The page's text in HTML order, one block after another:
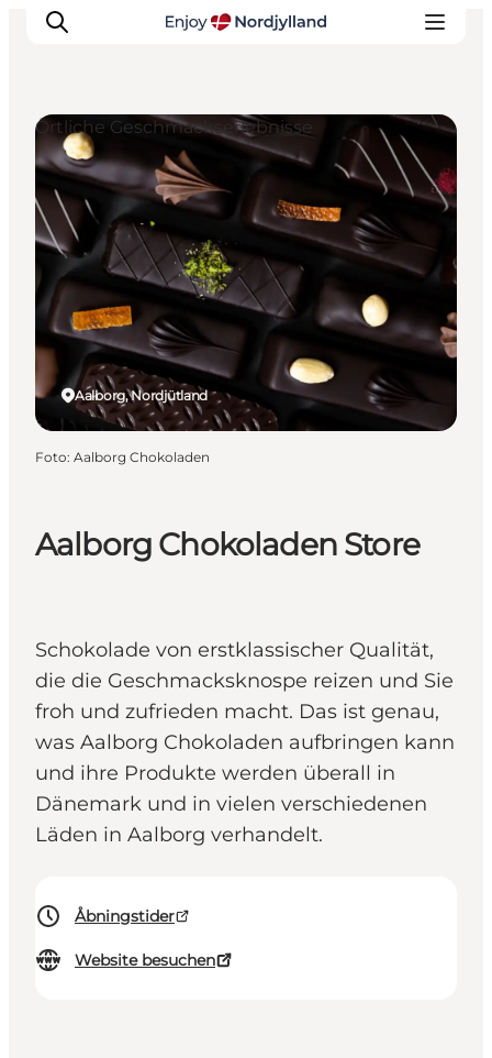
Erlebnisse
Reiseplanung
Destinationen
Guides
Veranstaltungen
Für Kinder
Aalborg Chokoladen Store
Schokolade von erstklassischer Qualität,
die die Geschmacksknospe reizen und Sie
froh und zufrieden macht. Das ist genau,
was Aalborg Chokoladen aufbringen kann
und ihre Produkte werden überall in
Dänemark und in vielen verschiedenen
Läden in Aalborg verhandelt.
Åbningstider
Website besuchen
Aalborg, Nordjütland
Örtliche Geschmackserlebnisse
Foto: Aalborg Chokoladen